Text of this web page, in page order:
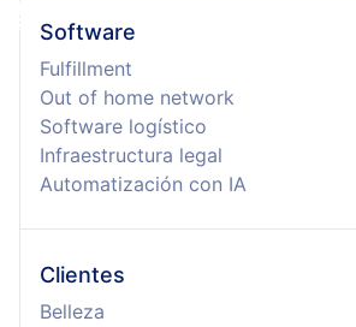
Software
Fulfillment
Out of home network
Software logístico
Infraestructura legal
Automatización con IA
Clientes
Belleza